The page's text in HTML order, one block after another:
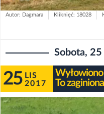
Autor: Dagmara Kliknięć: 18028
Sobota,
25 LIS
2017
Wyłowiono
To